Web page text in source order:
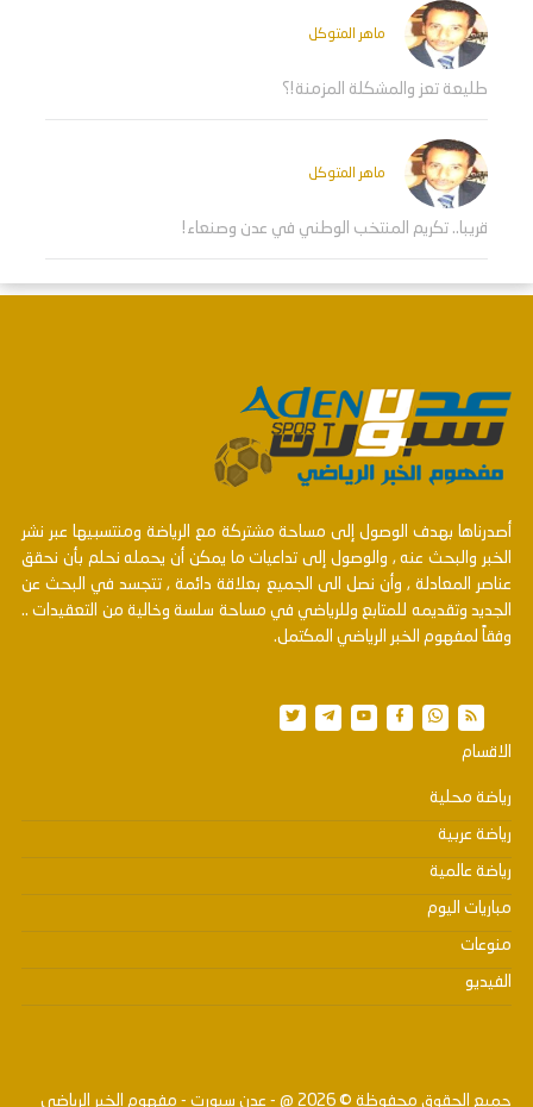
ماهر المتوكل
طليعة تعز والمشكلة المزمنة!؟
ماهر المتوكل
قريبا.. تكريم المنتخب الوطني في عدن وصنعاء!
أصدرناها بهدف الوصول إلى مساحة مشتركة مع الرياضة ومنتسبيها عبر نشر
الخبر والبحث عنه , والوصول إلى تداعيات ما يمكن أن يحمله نحلم بأن نحقق
عناصر المعادلة , وأن نصل الى الجميع بعلاقة دائمة , تتجسد في البحث عن
الجديد وتقديمه للمتابع وللرياضي في مساحة سلسة وخالية من التعقيدات ..
وفقاً لمفهوم الخبر الرياضي المكتمل.
الاقسام
رياضة محلية
رياضة عربية
رياضة عالمية
مباريات اليوم
منوعات
الفيديو
جميع الحقوق محفوظة © 2026 @ - عدن سبورت - مفهوم الخبر الرياضي